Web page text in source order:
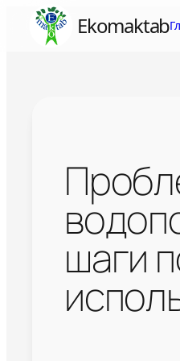
Skip
Ekomaktab
шаги